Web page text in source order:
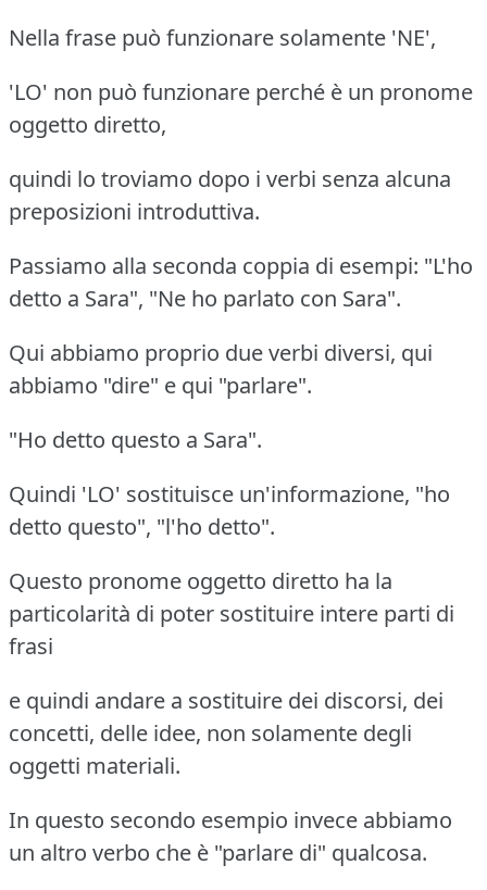
Nella frase può funzionare solamente 'NE',
'LO' non può funzionare perché è un pronome
oggetto diretto,
quindi lo troviamo dopo i verbi senza alcuna
preposizioni introduttiva.
Passiamo alla seconda coppia di esempi: "L'ho
detto a Sara", "Ne ho parlato con Sara".
Qui abbiamo proprio due verbi diversi, qui
abbiamo "dire" e qui "parlare".
"Ho detto questo a Sara".
Quindi 'LO' sostituisce un'informazione, "ho
detto questo", "l'ho detto".
Questo pronome oggetto diretto ha la
particolarità di poter sostituire intere parti di
frasi
e quindi andare a sostituire dei discorsi, dei
concetti, delle idee, non solamente degli
oggetti materiali.
In questo secondo esempio invece abbiamo
un altro verbo che è "parlare di" qualcosa.